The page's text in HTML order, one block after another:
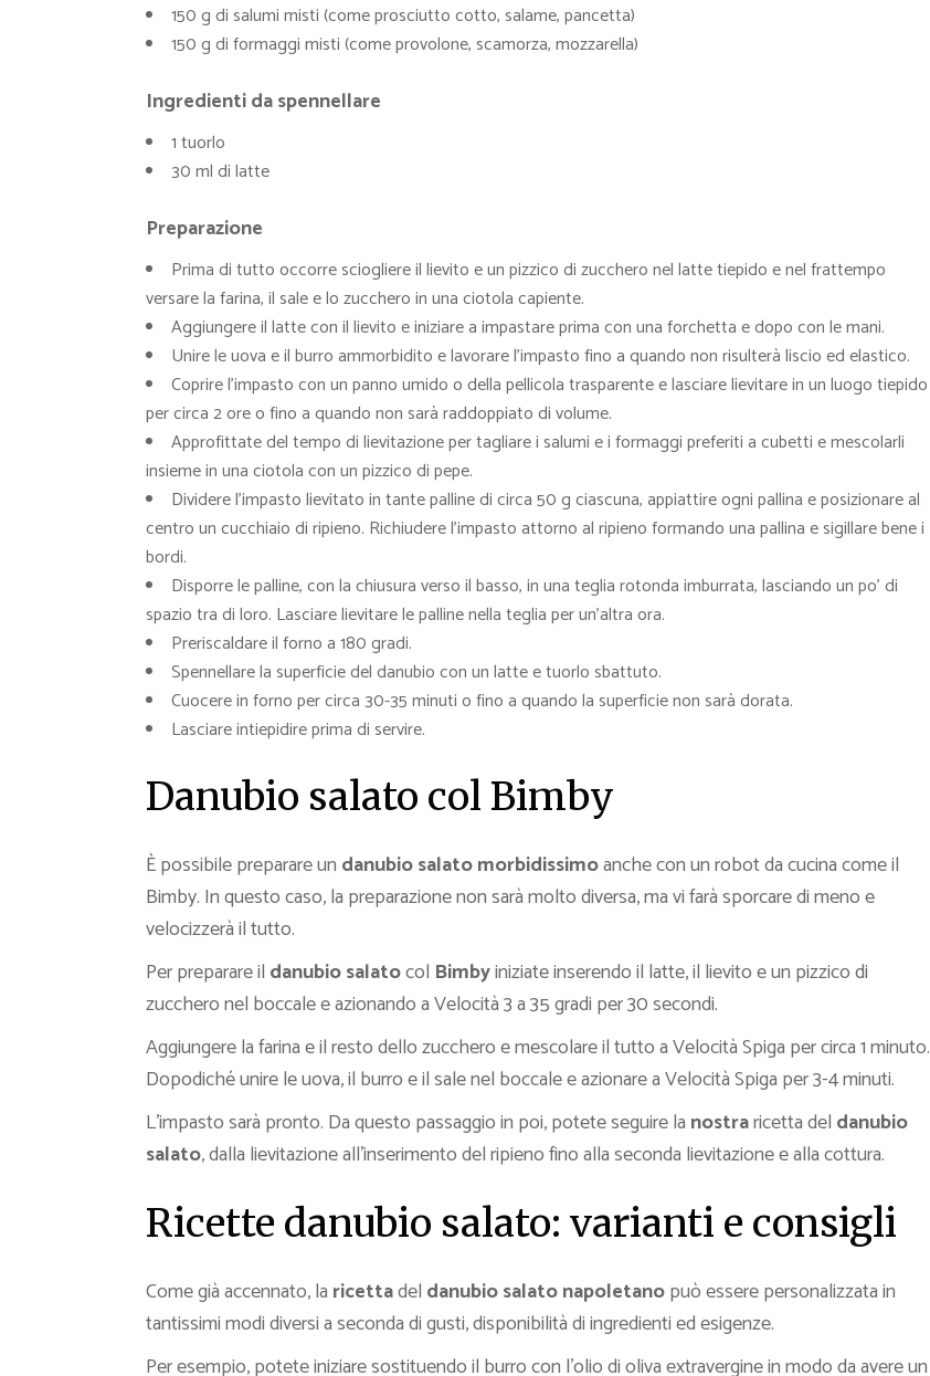
150 g di salumi misti (come prosciutto cotto, salame, pancetta)
150 g di formaggi misti (come provolone, scamorza, mozzarella)
Ingredienti da spennellare
1 tuorlo
30 ml di latte
Preparazione
Prima di tutto occorre sciogliere il lievito e un pizzico di zucchero nel latte tiepido e nel frattempo
versare la farina, il sale e lo zucchero in una ciotola capiente.
Aggiungere il latte con il lievito e iniziare a impastare prima con una forchetta e dopo con le mani.
Unire le uova e il burro ammorbidito e lavorare l’impasto fino a quando non risulterà liscio ed elastico.
Coprire l’impasto con un panno umido o della pellicola trasparente e lasciare lievitare in un luogo tiepido
per circa 2 ore o fino a quando non sarà raddoppiato di volume.
Approfittate del tempo di lievitazione per tagliare i salumi e i formaggi preferiti a cubetti e mescolarli
insieme in una ciotola con un pizzico di pepe.
Dividere l’impasto lievitato in tante palline di circa 50 g ciascuna, appiattire ogni pallina e posizionare al
centro un cucchiaio di ripieno. Richiudere l’impasto attorno al ripieno formando una pallina e sigillare bene i
bordi.
Disporre le palline, con la chiusura verso il basso, in una teglia rotonda imburrata, lasciando un po’ di
spazio tra di loro. Lasciare lievitare le palline nella teglia per un’altra ora.
Preriscaldare il forno a 180 gradi.
Spennellare la superficie del danubio con un latte e tuorlo sbattuto.
Cuocere in forno per circa 30-35 minuti o fino a quando la superficie non sarà dorata.
Lasciare intiepidire prima di servire.
Danubio salato col Bimby
È possibile preparare un danubio salato morbidissimoanche con un robot da cucina come il
Bimby. In questo caso, la preparazione non sarà molto diversa, ma vi farà sporcare di meno e
velocizzerà il tutto.
Per preparare il danubio salatocol Bimbyiniziate inserendo il latte, il lievito e un pizzico di
zucchero nel boccale e azionando a Velocità 3 a 35 gradi per 30 secondi.
Aggiungere la farina e il resto dello zucchero e mescolare il tutto a Velocità Spiga per circa 1 minuto.
Dopodiché unire le uova, il burro e il sale nel boccale e azionare a Velocità Spiga per 3-4 minuti.
L’impasto sarà pronto. Da questo passaggio in poi, potete seguire la nostraricetta del danubio
salato, dalla lievitazione all’inserimento del ripieno fino alla seconda lievitazione e alla cottura.
Ricette danubio salato: varianti e consigli
Come già accennato, la ricettadel danubio salato napoletanopuò essere personalizzata in
tantissimi modi diversi a seconda di gusti, disponibilità di ingredienti ed esigenze.
Per esempio, potete iniziare sostituendo il burro con l’olio di oliva extravergine in modo da avere un